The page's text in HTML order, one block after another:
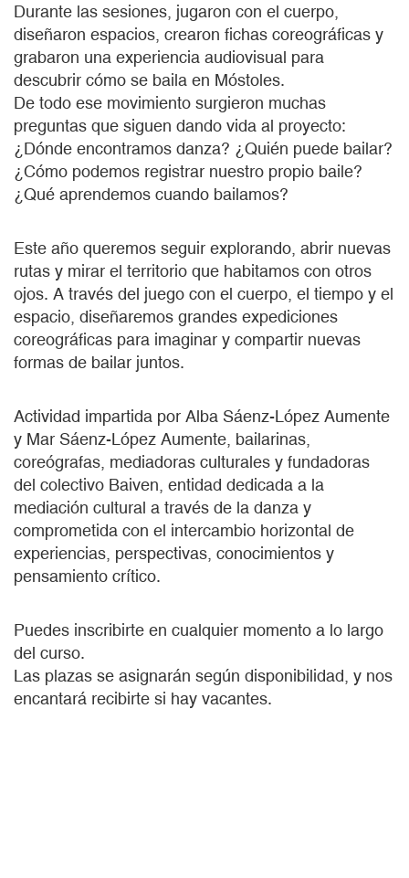
Durante las sesiones, jugaron con el cuerpo,
diseñaron espacios, crearon fichas coreográficas y
grabaron una experiencia audiovisual para
descubrir cómo se baila en Móstoles.
De todo ese movimiento surgieron muchas
preguntas que siguen dando vida al proyecto:
¿Dónde encontramos danza? ¿Quién puede bailar?
¿Cómo podemos registrar nuestro propio baile?
¿Qué aprendemos cuando bailamos?
Este año queremos seguir explorando, abrir nuevas
rutas y mirar el territorio que habitamos con otros
ojos. A través del juego con el cuerpo, el tiempo y el
espacio, diseñaremos grandes expediciones
coreográficas para imaginar y compartir nuevas
formas de bailar juntos.
Actividad impartida por Alba Sáenz-López Aumente
y Mar Sáenz-López Aumente, bailarinas,
coreógrafas, mediadoras culturales y fundadoras
del colectivo Baiven, entidad dedicada a la
mediación cultural a través de la danza y
comprometida con el intercambio horizontal de
experiencias, perspectivas, conocimientos y
pensamiento crítico.
Puedes inscribirte en cualquier momento a lo largo
del curso.
Las plazas se asignarán según disponibilidad, y nos
encantará recibirte si hay vacantes.